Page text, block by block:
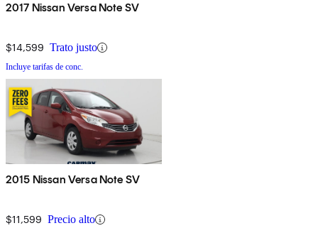
2017 Nissan Versa Note SV
$14,599 Trato justo
Incluye tarifas de conc.
2015 Nissan Versa Note SV
$11,599 Precio alto